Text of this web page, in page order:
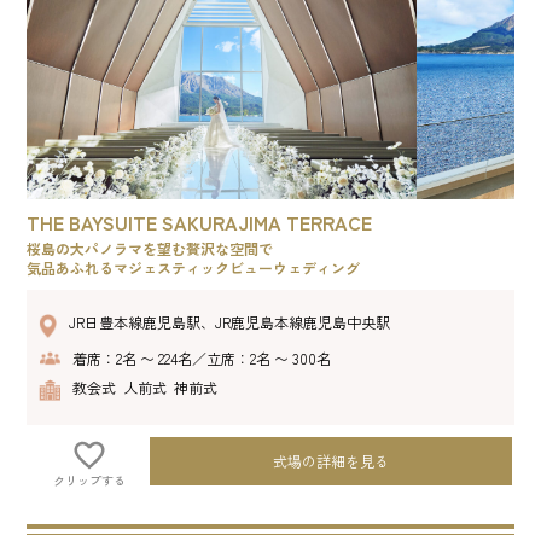
THE BAYSUITE SAKURAJIMA TERRACE
桜島の大パノラマを望む贅沢な空間で
気品あふれるマジェスティックビューウェディング
JR日豊本線鹿児島駅、JR鹿児島本線鹿児島中央駅
着席：2名 〜 224名／立席：2名 〜 300名
教会式 人前式 神前式
クリップする
式場の詳細を見る